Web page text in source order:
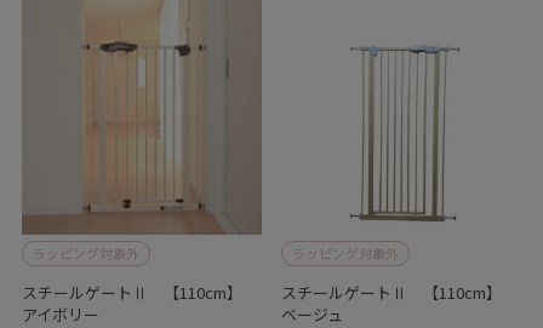
ラッピング対象外
スチールゲートⅡ 【110cm】
アイボリー
ラッピング対象外
スチールゲートⅡ 【110cm】
ベージュ